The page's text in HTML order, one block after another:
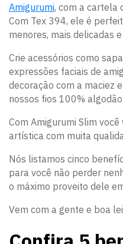
Amigurumi, com a cartela
Com Tex 394, ele é
menores, mais delicadas
Crie acessórios como
expressões faciais de
decoração com a maciez
nossos fios 100%
Com Amigurumi Slim
artística com muita
Nós listamos cinco
para você não perder
o máximo proveito dele
Vem com a gente e boa